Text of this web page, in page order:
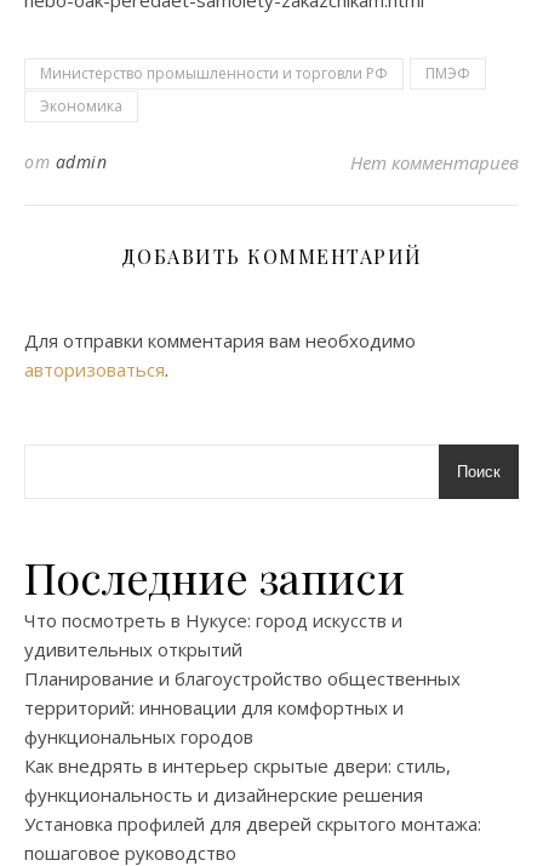
Министерство промышленности и торговли РФ
ПМЭФ
Экономика
от admin Нет комментариев
ДОБАВИТЬ КОММЕНТАРИЙ
Для отправки комментария вам необходимо
авторизоваться.
Поиск
Последние записи
Что посмотреть в Нукусе: город искусств и
удивительных открытий
Планирование и благоустройство общественных
территорий: инновации для комфортных и
функциональных городов
Как внедрять в интерьер скрытые двери: стиль,
функциональность и дизайнерские решения
Установка профилей для дверей скрытого монтажа:
пошаговое руководство